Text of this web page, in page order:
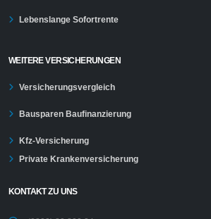
Lebenslange Sofortrente
WEITERE VERSICHERUNGEN
Versicherungsvergleich
Bausparen Baufinanzierung
Kfz-Versicherung
Private Krankenversicherung
KONTAKT ZU UNS